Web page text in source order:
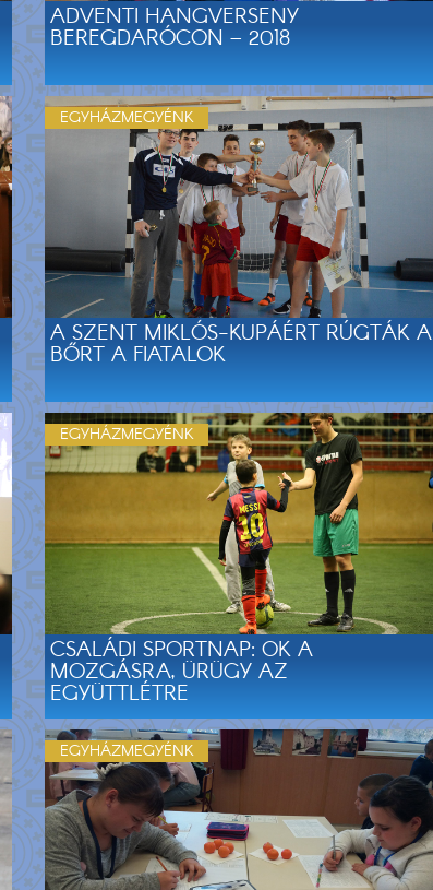
ADVENTI HANGVERSENY
BEREGDARÓCON – 2018
A SZENT MIKLÓS-KUPÁÉRT RÚGTÁK A
BŐRT A FIATALOK
EGYHÁZMEGYÉNK
CSALÁDI SPORTNAP: OK A
MOZGÁSRA, ÜRÜGY AZ
EGYÜTTLÉTRE
EGYHÁZMEGYÉNK
EGYHÁZMEGYÉNK